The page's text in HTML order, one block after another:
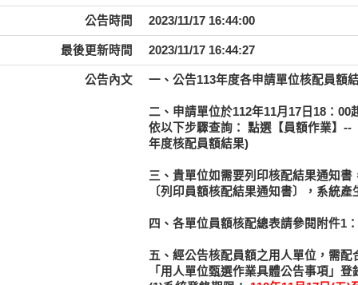
公告時間 2023/11/17 16:44:00
最後更新時間 2023/11/17 16:44:27
公告內文 一、公告113年度各申請單位核配員額
二、申請單位於112年11月17日18：
依以下步驟查詢： 點選【員額作業】
年度核配員額結果)
三、貴單位如需要列印核配結果通知
〔列印員額核配結果通知書〕，系統
四、各單位員額核配總表請參閱附件1
五、經公告核配員額之用人單位，需配
「用人單位甄選作業具體公告事項」登